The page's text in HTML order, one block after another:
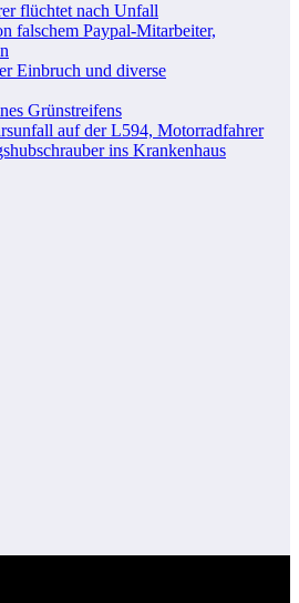
flüchtet nach Unfall
falschem Paypal-Mitarbeiter,
Einbruch und diverse
Grünstreifens
auf der L594, Motorradfahrer
ins Krankenhaus